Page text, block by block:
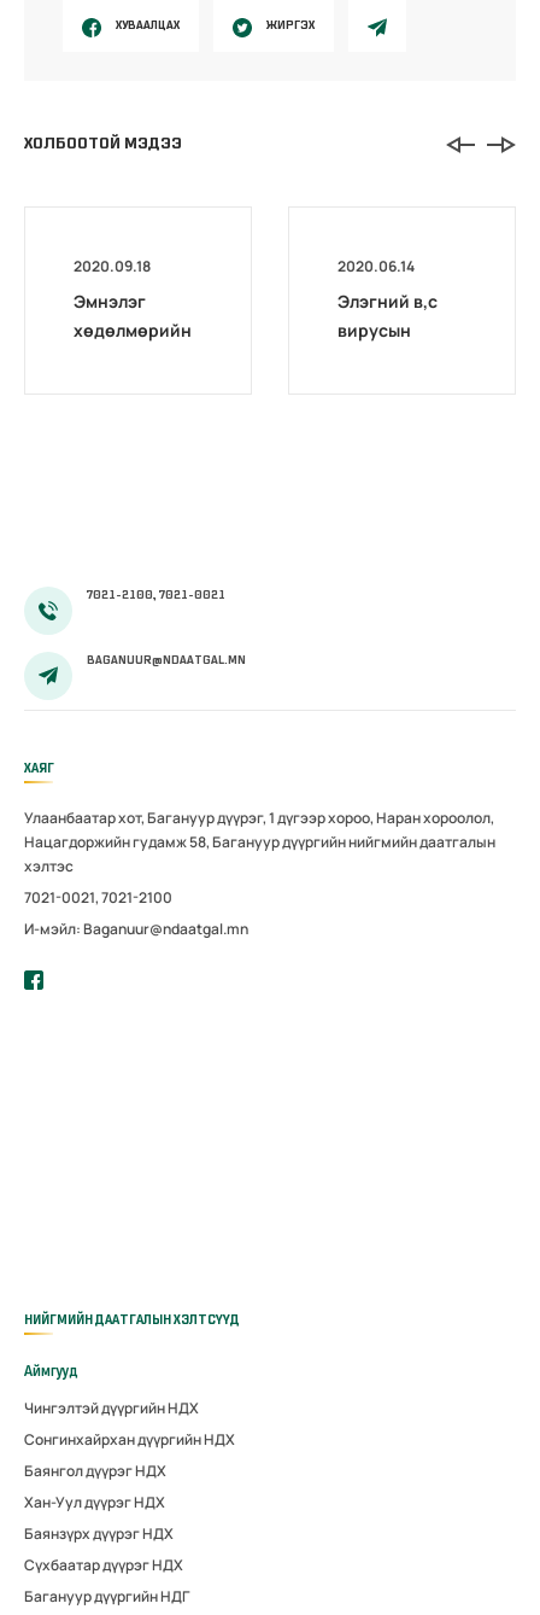
ХУВААЛЦАХ ЖИРГЭХ
ХОЛБООТОЙ МЭДЭЭ
2020.09.18
Эмнэлэг
хөдөлмөрийн
зохион
2020.06.14
Элэгний в,с
вирусын
7021-2100, 7021-0021
BAGANUUR@NDAATGAL.MN
ХАЯГ
Улаанбаатар хот, Багануур дүүрэг, 1 дүгээр хороо, Наран хороолол,
Нацагдоржийн гудамж 58, Багануур дүүргийн нийгмийн даатгалын
хэлтэс
7021-0021, 7021-2100
И-мэйл: Baganuur@ndaatgal.mn
НИЙГМИЙН ДААТГАЛЫН ХЭЛТСҮҮД
Аймгууд
Чингэлтэй дүүргийн НДХ
Сонгинхайрхан дүүргийн НДХ
Баянгол дүүрэг НДХ
Хан-Уул дүүрэг НДХ
Баянзүрх дүүрэг НДХ
Сүхбаатар дүүрэг НДХ
Багануур дүүргийн НДГ